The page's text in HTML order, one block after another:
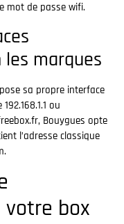
mot de passe wifi.
marques
sa propre interface
ou
Bouygues opte
l’adresse classique
votre box